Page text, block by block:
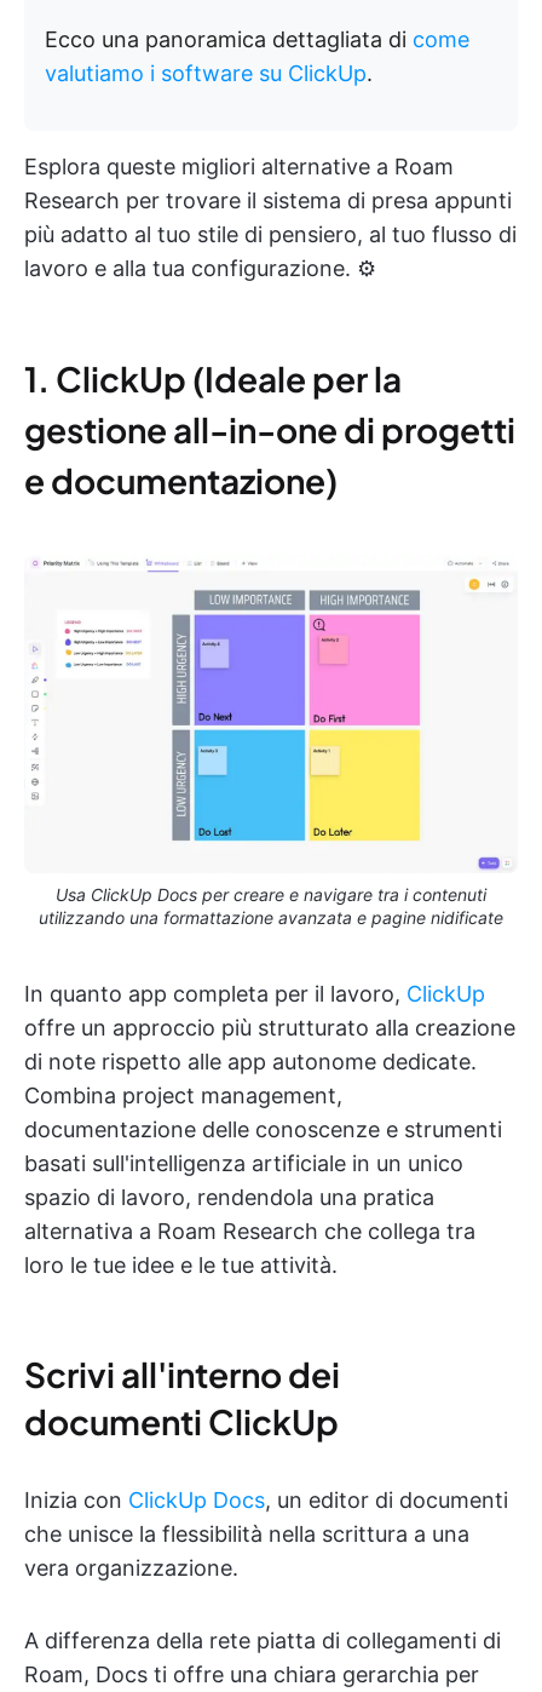
Ecco una panoramica dettagliata di come
valutiamo i software su ClickUp.
Esplora queste migliori alternative a Roam
Research per trovare il sistema di presa appunti
più adatto al tuo stile di pensiero, al tuo flusso di
lavoro e alla tua configurazione. ⚙️
1. ClickUp (Ideale per la
gestione all-in-one di progetti
e documentazione)
Usa ClickUp Docs per creare e navigare tra i contenuti
utilizzando una formattazione avanzata e pagine nidificate
In quanto app completa per il lavoro, ClickUp
offre un approccio più strutturato alla creazione
di note rispetto alle app autonome dedicate.
Combina project management,
documentazione delle conoscenze e strumenti
basati sull'intelligenza artificiale in un unico
spazio di lavoro, rendendola una pratica
alternativa a Roam Research che collega tra
loro le tue idee e le tue attività.
Scrivi all'interno dei
documenti ClickUp
Inizia con ClickUp Docs, un editor di documenti
che unisce la flessibilità nella scrittura a una
vera organizzazione.
A differenza della rete piatta di collegamenti di
Roam, Docs ti offre una chiara gerarchia per